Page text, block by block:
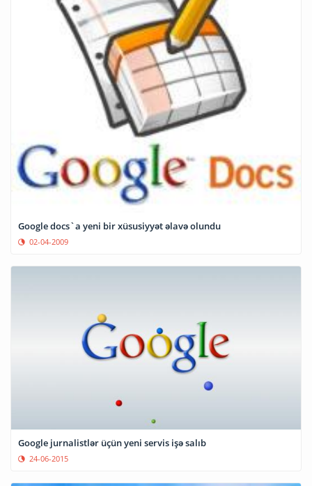
Google docs`a yeni bir xüsusiyyət əlavə olundu
02-04-2009
Google jurnalistlər üçün yeni servis işə salıb
24-06-2015